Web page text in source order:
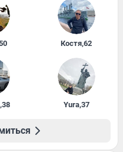
Костя,62
,38 Yura,37